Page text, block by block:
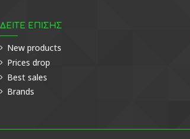
ΔΕΙΤΕ ΕΠΙΣΗΣ
New products
Prices drop
Best sales
Brands